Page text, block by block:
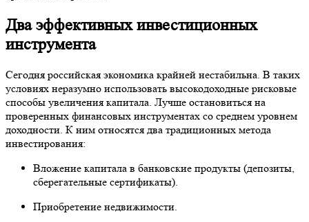
Два эффективных инвестиционных
инструмента
Сегодня российская экономика крайней нестабильна. В таких
условиях неразумно использовать высокодоходные рисковые
способы увеличения капитала. Лучше остановиться на
проверенных финансовых инструментах со среднем уровнем
доходности. К ним относятся два традиционных метода
инвестирования:
Вложение капитала в банковские продукты (депозиты,
сберегательные сертификаты).
Приобретение недвижимости.